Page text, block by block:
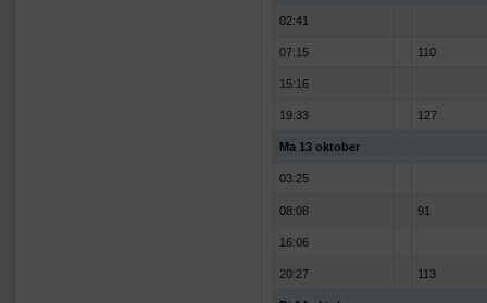
02:41
07:15 110
15:16
19:33 127
Ma 13 oktober
03:25
08:08 91
16:06
20:27 113